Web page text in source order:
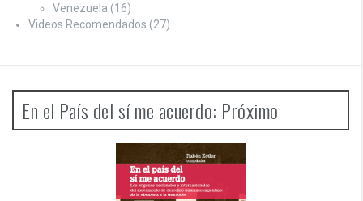
Venezuela (16)
Videos Recomendados (27)
En el País del sí me acuerdo: Próximo